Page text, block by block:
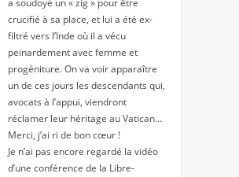
a soudoyé un « zig » pour être
crucifié à sa place, et lui a été ex-
filtré vers l’Inde où il a vécu
peinardement avec femme et
progéniture. On va voir apparaître
un de ces jours les descendants qui,
avocats à l’appui, viendront
réclamer leur héritage au Vatican…
Merci, j’ai ri de bon cœur !
Je n’ai pas encore regardé la vidéo
d’une conférence de la Libre-